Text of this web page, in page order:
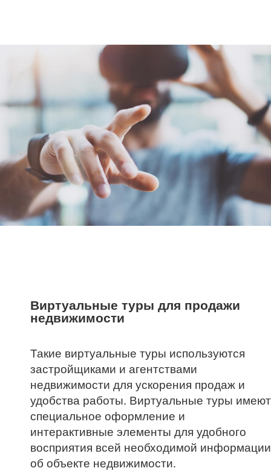
Виртуальные туры для продажи
недвижимости
Такие виртуальные туры используются
застройщиками и агентствами
недвижимости для ускорения продаж и
удобства работы. Виртуальные туры имеют
специальное оформление и
интерактивные элементы для удобного
восприятия всей необходимой информации
об объекте недвижимости.